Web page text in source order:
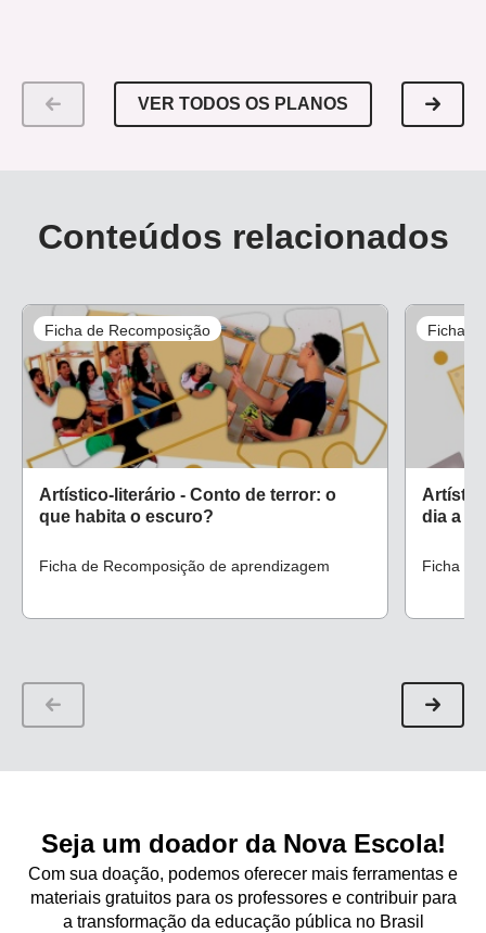
VER TODOS OS PLANOS
Conteúdos relacionados
Ficha de Recomposição
Artístico-literário - Conto de terror: o
que habita o escuro?
Ficha de Recomposição de aprendizagem
Ficha
dia a
Ficha
Seja um doador da Nova Escola!
Com sua doação, podemos oferecer mais ferramentas e
materiais gratuitos para os professores e contribuir para
a transformação da educação pública no Brasil